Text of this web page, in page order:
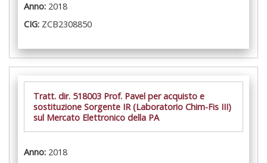
Anno: 2018
CIG: ZCB2308850
Tratt. dir. 518003 Prof. Pavel per acquisto e
sostituzione Sorgente IR (Laboratorio Chim-Fis III)
sul Mercato Elettronico della PA
Anno: 2018